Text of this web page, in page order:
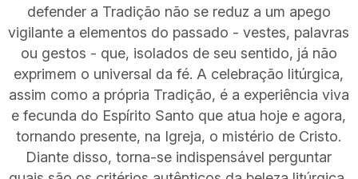
defender a Tradição não se reduz a um apego
vigilante a elementos do passado - vestes, palavras
ou gestos - que, isolados de seu sentido, já não
exprimem o universal da fé. A celebração litúrgica,
assim como a própria Tradição, é a experiência viva
e fecunda do Espírito Santo que atua hoje e agora,
tornando presente, na Igreja, o mistério de Cristo.
Diante disso, torna-se indispensável perguntar